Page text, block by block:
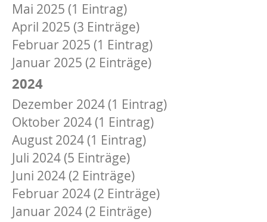
Mai 2025 (1 Eintrag)
April 2025 (3 Einträge)
Februar 2025 (1 Eintrag)
Januar 2025 (2 Einträge)
2024
Dezember 2024 (1 Eintrag)
Oktober 2024 (1 Eintrag)
August 2024 (1 Eintrag)
Juli 2024 (5 Einträge)
Juni 2024 (2 Einträge)
Februar 2024 (2 Einträge)
Januar 2024 (2 Einträge)